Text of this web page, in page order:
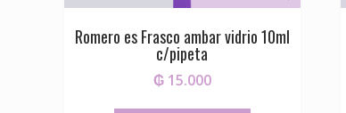
Romero es Frasco ambar vidrio 10ml
c/pipeta
₲15.000